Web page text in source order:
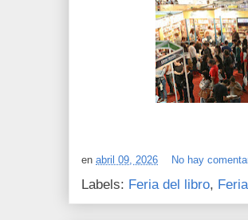
en abril 09, 2026 No hay
Labels: Feria del libro,